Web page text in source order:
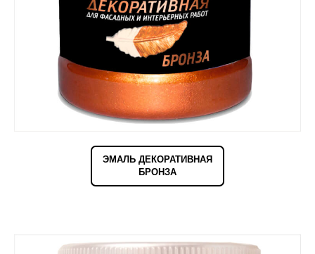
ЭМАЛЬ ДЕКОРАТИВНАЯ
БРОНЗА